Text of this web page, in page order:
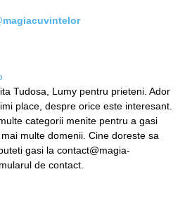
Tudosa, Lumy pentru prieteni. Ador
place, despre orice este interesant.
categorii menite pentru a gasi
multe domenii. Cine doreste sa
gasi la contact@magia-
de contact.